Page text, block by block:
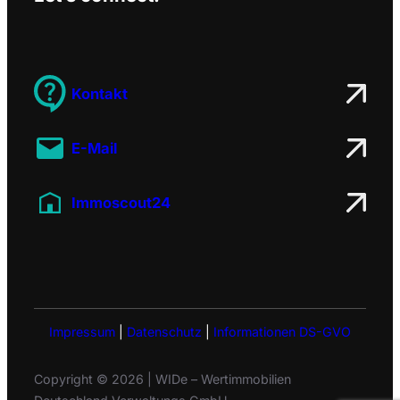
Kontakt
E-Mail
Immoscout24
Impressum Datenschutz Informationen DS-GVO
Copyright © 2026 | WIDe – Wertimmobilien